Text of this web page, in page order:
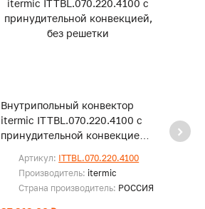
Внутрипольный конвектор
itermic ITTBL.070.220.4100 с
принудительной конвекцией,
Артикул: ITTBL.070.220.4100
Производитель: itermic
Страна производитель: РОССИЯ